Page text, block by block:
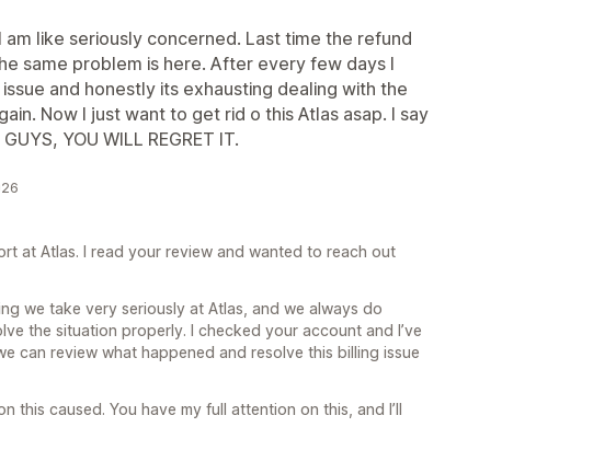
am like seriously concerned. Last time the refund
same problem is here. After every few days I
and honestly its exhausting dealing with the
Now I just want to get rid o this Atlas asap. I say
YOU WILL REGRET IT.
at Atlas. I read your review and wanted to reach out
we take very seriously at Atlas, and we always do
the situation properly. I checked your account and I’ve
can review what happened and resolve this billing issue
this caused. You have my full attention on this, and I’ll